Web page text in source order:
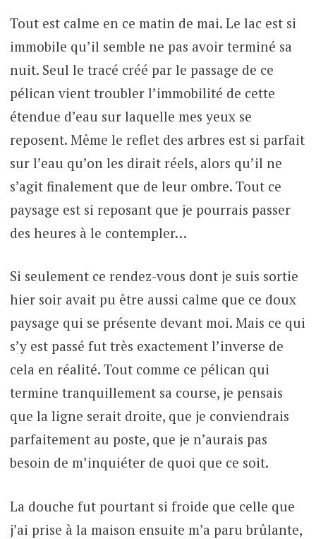
Tout est calme en ce matin de mai. Le lac est si
immobile qu’il semble ne pas avoir terminé sa
nuit. Seul le tracé créé par le passage de ce
pélican vient troubler l’immobilité de cette
étendue d’eau sur laquelle mes yeux se
reposent. Même le reflet des arbres est si parfait
sur l’eau qu’on les dirait réels, alors qu’il ne
s’agit finalement que de leur ombre. Tout ce
paysage est si reposant que je pourrais passer
des heures à le contempler…
Si seulement ce rendez-vous dont je suis sortie
hier soir avait pu être aussi calme que ce doux
paysage qui se présente devant moi. Mais ce qui
s’y est passé fut très exactement l’inverse de
cela en réalité. Tout comme ce pélican qui
termine tranquillement sa course, je pensais
que la ligne serait droite, que je conviendrais
parfaitement au poste, que je n’aurais pas
besoin de m’inquiéter de quoi que ce soit.
La douche fut pourtant si froide que celle que
j’ai prise à la maison ensuite m’a paru brûlante,